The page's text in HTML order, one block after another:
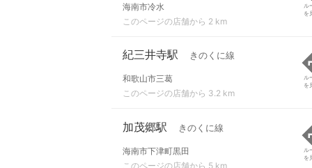
海南市冷水
このページの店舗から 2 km
ル
を
紀三井寺駅 きのくに線
和歌山市三葛
このページの店舗から 3.2 km
ル
を
加茂郷駅 きのくに線
海南市下津町黒田
このページの店舗から 5 km
ル
を